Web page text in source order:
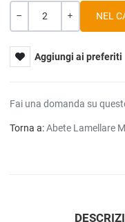
Quantità
Aggiungi ai preferiti
Fai una domanda su
Torna a:Abete Lamellare